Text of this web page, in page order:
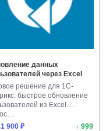
данных
через Excel
решение для 1С-
быстрое обновление
из Excel.
900 ₽
↓ 999